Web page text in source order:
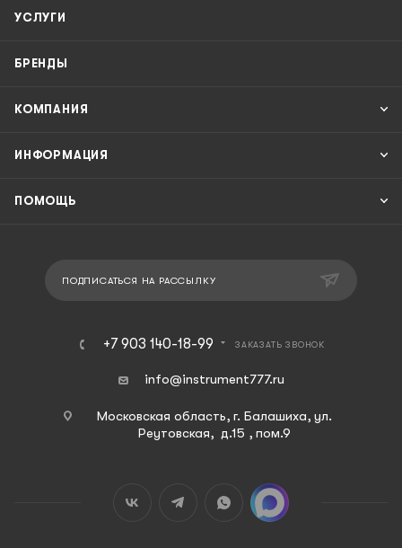
УСЛУГИ
БРЕНДЫ
КОМПАНИЯ
ИНФОРМАЦИЯ
ПОМОЩЬ
ПОДПИСАТЬСЯ НА РАССЫЛКУ
+7 903 140-18-99 ЗАКАЗАТЬ ЗВОНОК
info@instrument777.ru
Московская область, г. Балашиха, ул.
Реутовская, д.15 , пом.9